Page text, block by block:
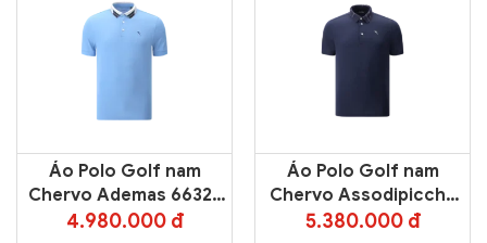
Áo Polo Golf nam
Chervo Ademas 66325
– Light Blue 5001
4.980.000 đ
Áo Polo Golf nam
Chervo Assodipicche
66354 – Blue 95E
5.380.000 đ